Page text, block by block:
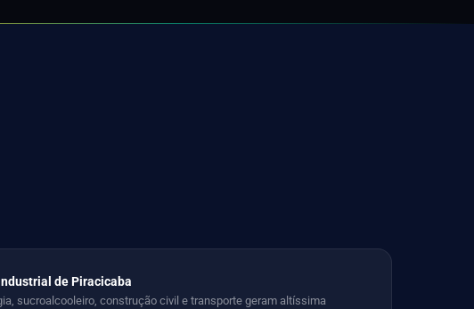
de Piracicaba
sucroalcooleiro, construção civil e transporte geram altíssima